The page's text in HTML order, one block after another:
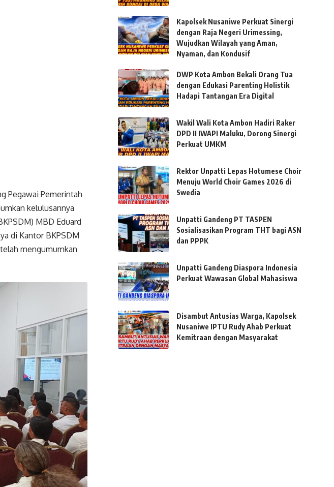
Pegawai Pemerintah
kelulusannya
MBD Eduard
di Kantor BKPSDM
mengumumkan
Kapolsek Nusaniwe Perkuat Sinergi
dengan Raja Negeri Urimessing,
Wujudkan Wilayah yang Aman,
Nyaman, dan Kondusif
DWP Kota Ambon Bekali Orang Tua
dengan Edukasi Parenting Holistik
Hadapi Tantangan Era Digital
Wakil Wali Kota Ambon Hadiri Raker
DPD II IWAPI Maluku, Dorong Sinergi
Perkuat UMKM
Rektor Unpatti Lepas Hotumese Choir
Menuju World Choir Games 2026 di
Swedia
Unpatti Gandeng PT TASPEN
Sosialisasikan Program THT bagi ASN
dan PPPK
Unpatti Gandeng Diaspora Indonesia
Perkuat Wawasan Global Mahasiswa
Disambut Antusias Warga, Kapolsek
Nusaniwe IPTU Rudy Ahab Perkuat
Kemitraan dengan Masyarakat